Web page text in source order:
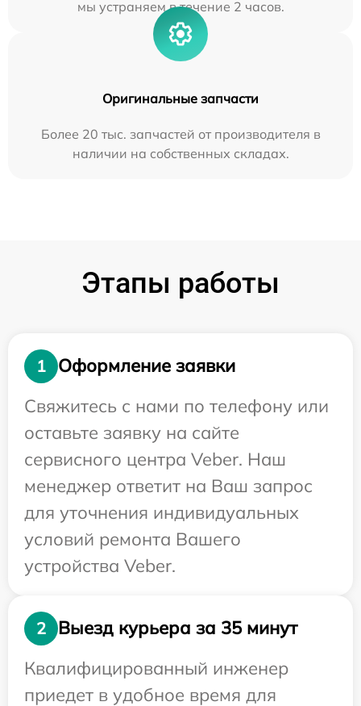
мы устраняем в течение 2 часов.
Оригинальные запчасти
Более 20 тыс. запчастей от производителя в
наличии на собственных складах.
Этапы работы
1
Оформление заявки
Свяжитесь с нами по телефону или
оставьте заявку на сайте
сервисного центра Veber. Наш
менеджер ответит на Ваш запрос
для уточнения индивидуальных
условий ремонта Вашего
устройства Veber.
2
Выезд курьера за 35 минут
Квалифицированный инженер
приедет в удобное время для